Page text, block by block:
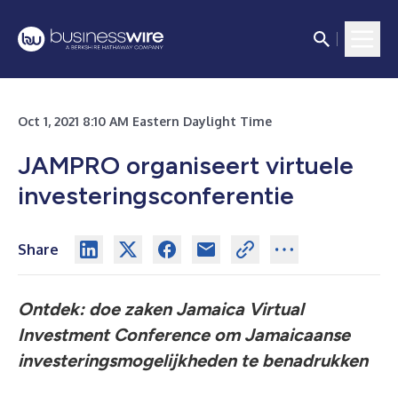
Oct 1, 2021 8:10 AM Eastern Daylight Time
JAMPRO organiseert virtuele
investeringsconferentie
Share
Ontdek: doe zaken Jamaica Virtual
Investment Conference om Jamaicaanse
investeringsmogelijkheden te benadrukken